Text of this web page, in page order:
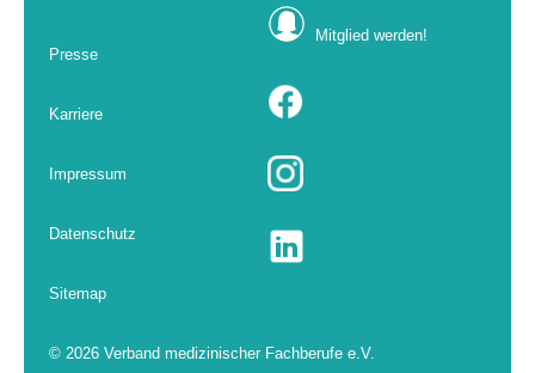
Presse
Karriere
Impressum
Datenschutz
Sitemap
Mitglied werden!
© 2026 Verband medizinischer Fachberufe e.V.